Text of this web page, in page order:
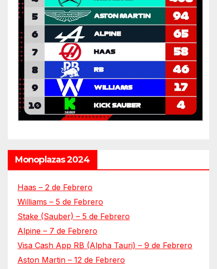
Monoplazas 2024
Haas – 2 de Febrero
Williams – 5 de Febrero
Stake (Sauber) – 5 de Febrero
Alpine – 7 de Febrero
Visa Cash App RB (Alpha Tauri) – 9 de Febrero
Aston Martin – 12 de Febrero